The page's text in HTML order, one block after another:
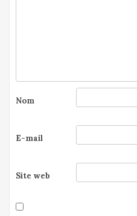
Nom
E-mail
Site web